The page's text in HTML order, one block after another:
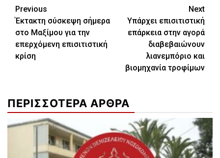
Continue
Reading
Previous
Έκτακτη σύσκεψη σήμερα
στο Μαξίμου για την
επερχόμενη επισιτιστική
κρίση
Next
Υπάρχει επισιτιστική
επάρκεια στην αγορά
διαβεβαιώνουν
λιανεμπόριο και
βιομηχανία τροφίμων
ΠΕΡΙΣΣΟΤΕΡΑ ΑΡΘΡΑ